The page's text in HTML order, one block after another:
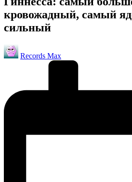
кровожадный, самый
сильный
Запись
от
Records Max